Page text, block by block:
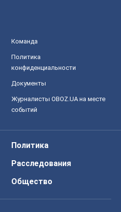
Команда
Политика
конфиденциальности
Документы
Журналисты OBOZ.UA на месте
событий
Политика
Расследования
Общество